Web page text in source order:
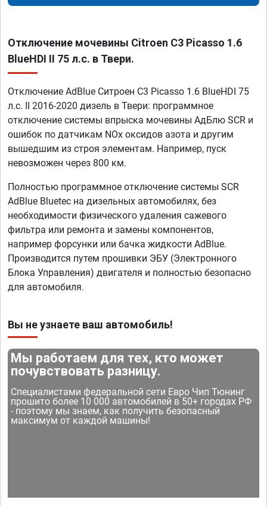
Отключение мочевины Citroen C3 Picasso 1.6
BlueHDI II 75 л.с. в Твери.
Отключение AdBlue Ситроен C3 Picasso 1.6 BlueHDI 75
л.с. II 2016-2020 дизель в Твери: программное
отключение системы впрыска мочевины АдБлю SCR и
ошибок по датчикам NOx оксидов азота и другим
вышедшим из строя элементам. Например, пуск
невозможен через 800 км.
Полностью программное отключение системы SCR
AdBlue Bluetec на дизельных автомобилях, без
необходимости физического удаления сажевого
фильтра или ремонта и замены компонентов,
например форсунки или бачка жидкости AdBlue.
Производится путем прошивки ЭБУ (Электронного
Блока Управления) двигателя и полностью безопасно
для автомобиля.
Вы не узнаете ваш автомобиль!
Мы работаем для тех, кто может
почувствовать разницу.
Специалистами федеральной сети Евро Чип Тюнинг
прошито более 10 000 автомобилей в 50+ городах РФ
- поэтому мы знаем, как получить безопасный
максимум от каждой машины!